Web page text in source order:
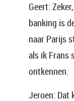
Geert:
banking is
naar Parijs
als ik Frans
ontkennen.
Jeroen: Dat